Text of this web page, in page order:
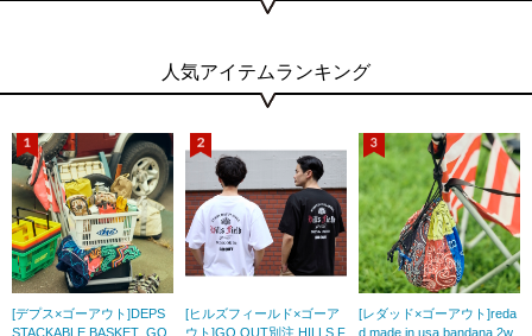
人気アイテムランキング
[デプス×ゴーアウト]DEPS
STACKABLE BASKET_GO
[ヒルズフィールド×ゴーア
ウト]GO OUT別注 HILLS F
[レダッド×ゴーアウト]reda
d made in usa bandana 2w